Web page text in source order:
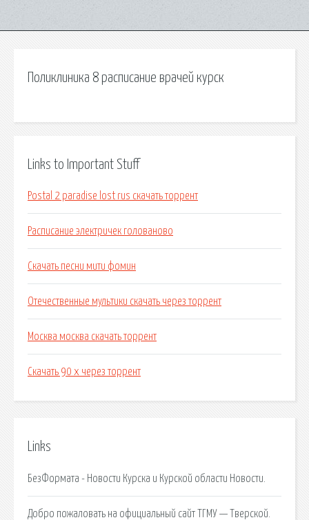
Поликлиника 8 расписание врачей курск
Links to Important Stuff
Postal 2 paradise lost rus скачать торрент
Расписание электричек голованово
Скачать песни мити фомин
Отечественные мультики скачать через торрент
Москва москва скачать торрент
Скачать 90 х через торрент
Links
БезФормата - Новости Курска и Курской области Новости.
Добро пожаловать на официальный сайт ТГМУ — Тверской.